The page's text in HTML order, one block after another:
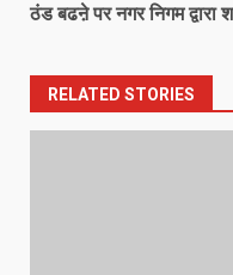
ठंड बढऩे पर नगर निगम
RELATED STORIES